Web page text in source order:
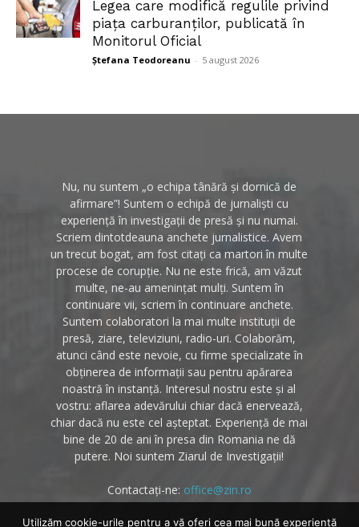
Legea care modifică regulile privind
piața carburanților, publicată în
Monitorul Oficial
Ștefana Teodoreanu - 5 august 2026
Nu, nu suntem „o echipa tânără și dornică de
afirmare”! Suntem o echipă de jurnaliști cu
experiență în investigații de presă și nu numai.
Scriem dintotdeauna anchete jurnalistice. Avem
un trecut bogat, am fost citați ca martori în multe
procese de corupție. Nu ne este frică, am văzut
multe, ne-au amenințat mulți. Suntem în
continuare vii, scriem în continuare anchete.
Suntem colaboratori la mai multe instituții de
presă, ziare, televiziuni, radio-uri. Colaborăm,
atunci când este nevoie, cu firme specializate în
obținerea de informații sau pentru apărarea
noastră în instanță. Interesul nostru este și al
vostru: aflarea adevărului chiar dacă enervează,
chiar dacă nu este cel așteptat. Experiență de mai
bine de 20 de ani în presa din Romania ne dă
putere. Noi suntem Ziarul de Investigații!
Contactați-ne: office@zin.ro
Utilizăm cookie-urile pentru a vă oferi cea mai bună experiență